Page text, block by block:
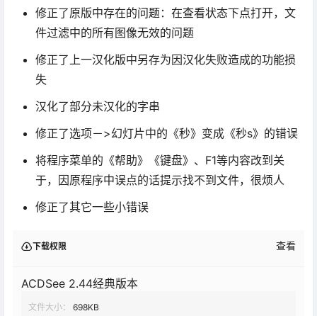
修正了原版中存在的问题：在查看状态下点打开，文
件过滤中的所有图像无效的问题
修正了上一汉化版中另存为因汉化失败造成的功能损
失
汉化了部分未汉化的字串
修正了选项－>幻灯片中的《秒》变成《秒s》的错误
将程序菜单的《帮助》《键盘》、F1等内容改到关
于，因原程序中误点的话提示找不到文件，很烦人
修正了其它一些小错误
下载权限 查看
ACDSee 2.44经典版本
文件大小：
698KB